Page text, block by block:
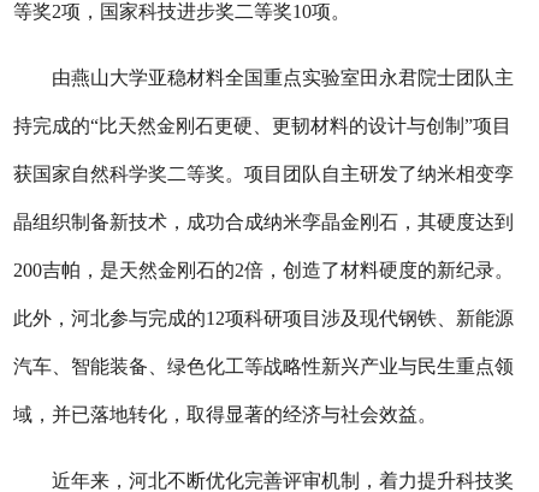
等奖2项，国家科技进步奖二等奖10项。
由燕山大学亚稳材料全国重点实验室田永君院士团队主
持完成的“比天然金刚石更硬、更韧材料的设计与创制”项目
获国家自然科学奖二等奖。项目团队自主研发了纳米相变孪
晶组织制备新技术，成功合成纳米孪晶金刚石，其硬度达到
200吉帕，是天然金刚石的2倍，创造了材料硬度的新纪录。
此外，河北参与完成的12项科研项目涉及现代钢铁、新能源
汽车、智能装备、绿色化工等战略性新兴产业与民生重点领
域，并已落地转化，取得显著的经济与社会效益。
近年来，河北不断优化完善评审机制，着力提升科技奖